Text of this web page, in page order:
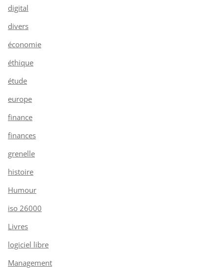
digital
divers
économie
éthique
étude
europe
finance
finances
grenelle
histoire
Humour
iso 26000
Livres
logiciel libre
Management